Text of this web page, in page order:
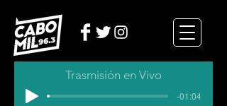
Trasmisión en Vivo
-01:04